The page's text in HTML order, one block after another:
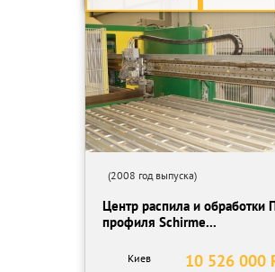
(2008 год выпуска)
Центр распила и обработки
профиля Schirme...
10 526 000
Киев